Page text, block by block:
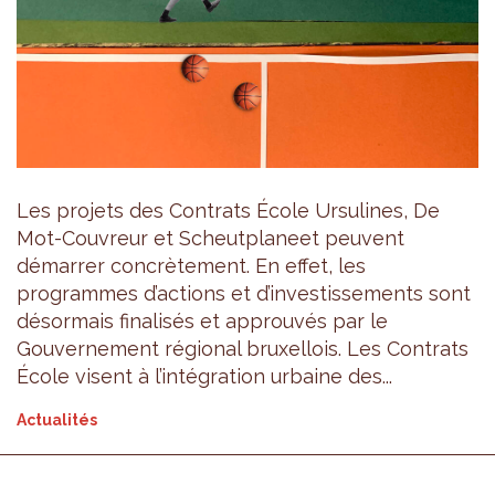
Les projets des Contrats École Ursulines, De
Mot-Couvreur et Scheutplaneet peuvent
démarrer concrètement. En effet, les
programmes d’actions et d’investissements sont
désormais finalisés et approuvés par le
Gouvernement régional bruxellois. Les Contrats
École visent à l’intégration urbaine des...
Actualités